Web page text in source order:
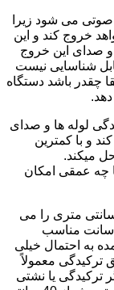
صوتی می شود زیرا
خروج کند و این
صدای این خروج
شناسایی نیست
چقدر باشد دستگاه
لوله ها و صدای
و با کمترین
میکند.
چه عمقی امکان
های نشت یابی لوله صوتی تا عمق 40 سانتی متری را می
توانند نشت یابی کنند و برای عمقی بالاتر از 40 سانت مناسب
به احتمال خیلی
ترکیدگی معمولاً
اگر ترکیدگی یا نشتی